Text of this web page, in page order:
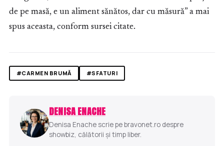
de pe masă, e un aliment sănătos, dar cu măsură” a mai
spus aceasta, conform sursei citate.
#CARMEN BRUMĂ #SFATURI
DENISA ENACHE
Denisa Enache scrie pe bravonet.ro despre
showbiz, călătorii și timp liber.